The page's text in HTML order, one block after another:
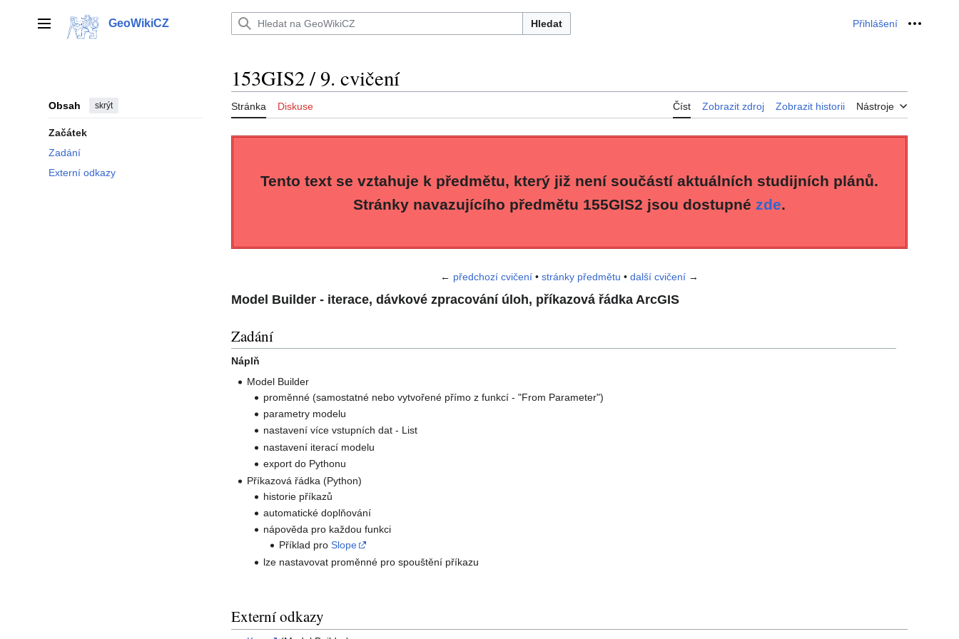
Hlavní menuGeoWikiCZ Hledat Přihlášení Osobní
Obsah skrýt
Začátek
Zadání
Externí odkazy
153GIS2 / 9. cvičení
Stránka Diskuse Číst Zobrazit zdroj Zobrazit historii Nástroje
Tento text se vztahuje k předmětu, který již není součástí aktuálních studijních plánů.
Stránky navazujícího předmětu 155GIS2 jsou dostupné zde.
← předchozí cvičení • stránky předmětu • další cvičení →
Model Builder - iterace, dávkové zpracování úloh, příkazová řádka ArcGIS
Zadání
Náplň
Model Builder
proměnné (samostatné nebo vytvořené přímo z funkcí - "From Parameter")
parametry modelu
nastavení více vstupních dat - List
nastavení iterací modelu
export do Pythonu
Příkazová řádka (Python)
historie příkazů
automatické doplňování
nápověda pro každou funkci
Příklad proSlope
lze nastavovat proměnné pro spouštění příkazu
Externí odkazy